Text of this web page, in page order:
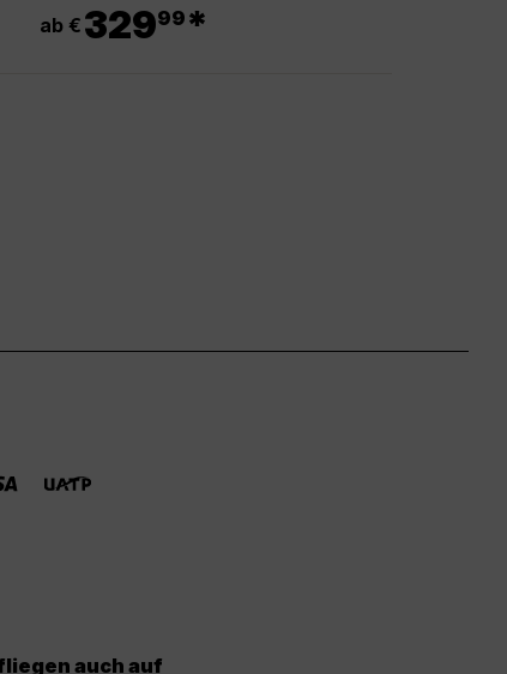
ab € 32999 *
auch auf